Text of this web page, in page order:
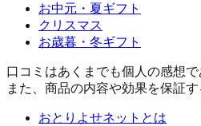
お中元・夏ギフト
クリスマス
お歳暮・冬ギフト
口コミはあくまでも個人の感想で
また、商品の内容や効果を保証
おとりよせネットとは